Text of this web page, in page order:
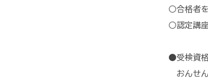
○合格者
○認定講
●受検資
おんせん